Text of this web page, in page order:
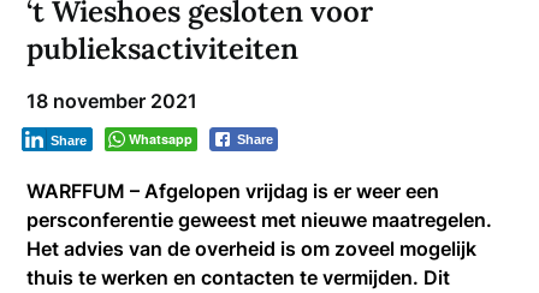
‘t Wieshoes gesloten voor
publieksactiviteiten
18 november 2021
Whatsapp Share
Share
WARFFUM – Afgelopen vrijdag is er weer een
persconferentie geweest met nieuwe maatregelen.
Het advies van de overheid is om zoveel mogelijk
thuis te werken en contacten te vermijden. Dit